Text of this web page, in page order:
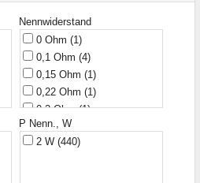
Nennwiderstand
0 Ohm (1)
0,1 Ohm (4)
0,15 Ohm (1)
0,22 Ohm (1)
0,3 Ohm(1)
0,33 Ohm
0,47 Ohm
P Nenn., W
2 W (440)